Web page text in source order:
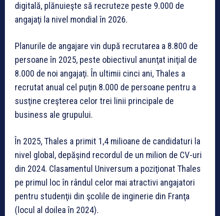
digitală, plănuieşte să recruteze peste 9.000 de
angajaţi la nivel mondial în 2026.
Planurile de angajare vin după recrutarea a 8.800 de
persoane în 2025, peste obiectivul anunţat iniţial de
8.000 de noi angajaţi. În ultimii cinci ani, Thales a
recrutat anual cel puţin 8.000 de persoane pentru a
susţine creşterea celor trei linii principale de
business ale grupului.
În 2025, Thales a primit 1,4 milioane de candidaturi la
nivel global, depăşind recordul de un milion de CV-uri
din 2024. Clasamentul Universum a poziţionat Thales
pe primul loc în rândul celor mai atractivi angajatori
pentru studenţii din şcolile de inginerie din Franţa
(locul al doilea în 2024).